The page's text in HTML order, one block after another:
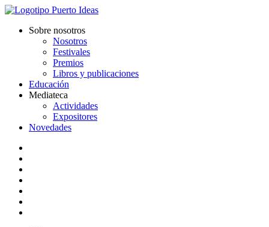
Sobre nosotros
Nosotros
Festivales
Premios
Libros y publicaciones
Educación
Mediateca
Actividades
Expositores
Novedades